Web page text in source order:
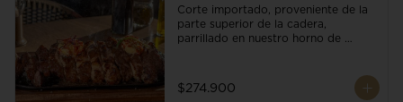
Corte importado, proveniente de la
parte superior de la cadera,
parrillado en nuestro horno de
Acompañado de salsa criolla de la
casa.
$274.900